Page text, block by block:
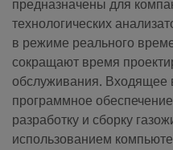
предназначены для
технологических
в режиме реального
сокращают время
обслуживания. Входящее
программное
разработку и сборку
использованием